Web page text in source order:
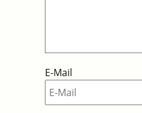
E-Mail